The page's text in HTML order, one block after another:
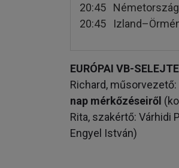
20:45
20:45
EURÓPAI VB-
Richard,
nap mérkőzéseiről
Rita, szakértő: Várhidi
Engyel István)